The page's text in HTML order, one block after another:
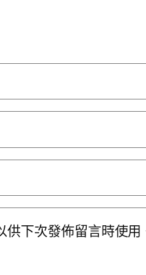
供下次發佈留言時使用